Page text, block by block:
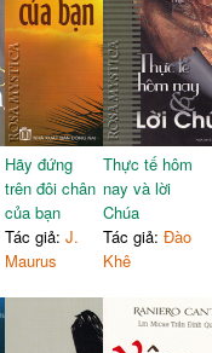
Hãy đứng
trên đôi chân
của bạn
Tác giả: J.
Maurus
Thực tế hôm
nay và lời
Chúa
Tác giả:Đào
Khê